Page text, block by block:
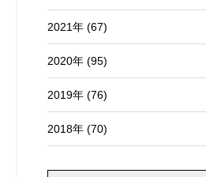
2021年 (67)
2020年 (95)
2019年 (76)
2018年 (70)